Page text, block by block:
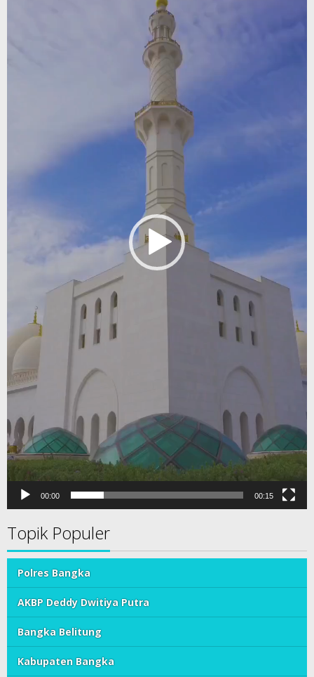
00:00 00:15
Topik Populer
Polres Bangka
AKBP Deddy Dwitiya Putra
Bangka Belitung
Kabupaten Bangka